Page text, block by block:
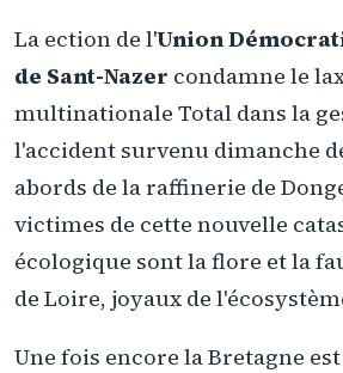
La ection de l'Union
de Sant-Nazer condamne le
multinationale Total dans la
l'accident survenu dimanche
abords de la raffinerie de
victimes de cette nouvelle
écologique sont la flore et la
de Loire, joyaux de
Une fois encore la Bretagne